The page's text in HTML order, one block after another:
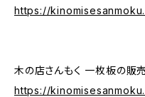
https://
木の店さんもく 一枚板の販売
https://